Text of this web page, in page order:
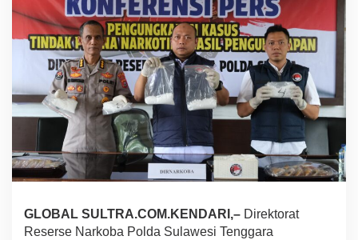
a
n
g
k
a
p
P
r
e
a
n
GLOBAL SULTRA.COM.KENDARI,– Direktorat
Reserse Narkoba Polda Sulawesi Tenggara